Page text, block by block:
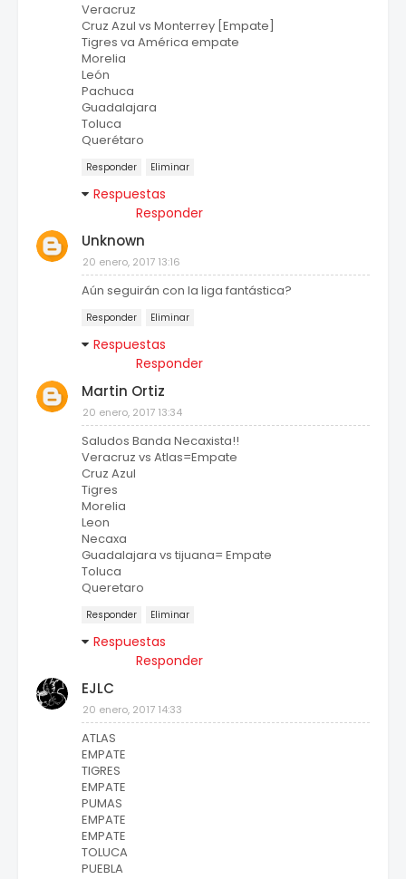
Veracruz
Cruz Azul vs Monterrey [Empate]
Tigres va América empate
Morelia
León
Pachuca
Guadalajara
Toluca
Querétaro
Responder Eliminar
Respuestas
Responder
Unknown
20 enero, 2017 13:16
Aún seguirán con la liga fantástica?
Responder Eliminar
Respuestas
Responder
Martin Ortiz
20 enero, 2017 13:34
Saludos Banda Necaxista!!
Veracruz vs Atlas=Empate
Cruz Azul
Tigres
Morelia
Leon
Necaxa
Guadalajara vs tijuana= Empate
Toluca
Queretaro
Responder Eliminar
Respuestas
Responder
EJLC
20 enero, 2017 14:33
ATLAS
EMPATE
TIGRES
EMPATE
PUMAS
EMPATE
EMPATE
TOLUCA
PUEBLA